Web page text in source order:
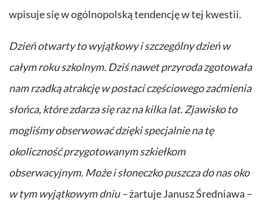
wpisuje się w ogólnopolską tendencję w tej kwestii.
Dzień otwarty to wyjątkowy i szczególny dzień w
całym roku szkolnym. Dziś nawet przyroda zgotowała
nam rzadką atrakcję w postaci częściowego zaćmienia
słońca, które zdarza się raz na kilka lat. Zjawisko to
mogliśmy obserwować dzięki specjalnie na tę
okoliczność przygotowanym szkiełkom
obserwacyjnym. Może i słoneczko puszcza do nas oko
w tym wyjątkowym dniu –żartuje Janusz Średniawa –